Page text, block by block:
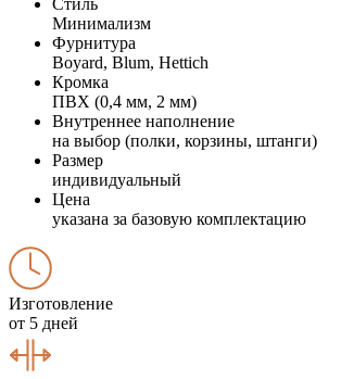
Минимализм
Фурнитура
Boyard, Blum, Hettich
Кромка
ПВХ (0,4 мм, 2 мм)
Внутреннее наполнение
на выбор (полки, корзины, штанги)
Размер
индивидуальный
Цена
указана за базовую комплектацию
Изготовление
от 5 дней